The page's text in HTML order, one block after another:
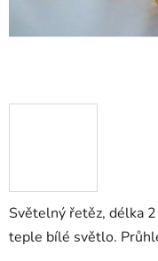
Světelný řetěz, délka
teple bílé světlo.